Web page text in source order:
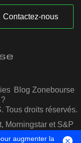
Contactez-nous
Blog Zonebourse
Tous droits réservés.
Morningstar et S&P
augmenter la